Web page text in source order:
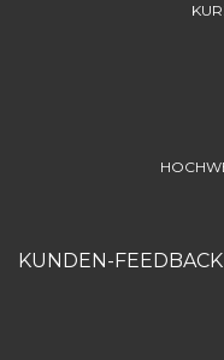
KUNDEN-FEEDBACK